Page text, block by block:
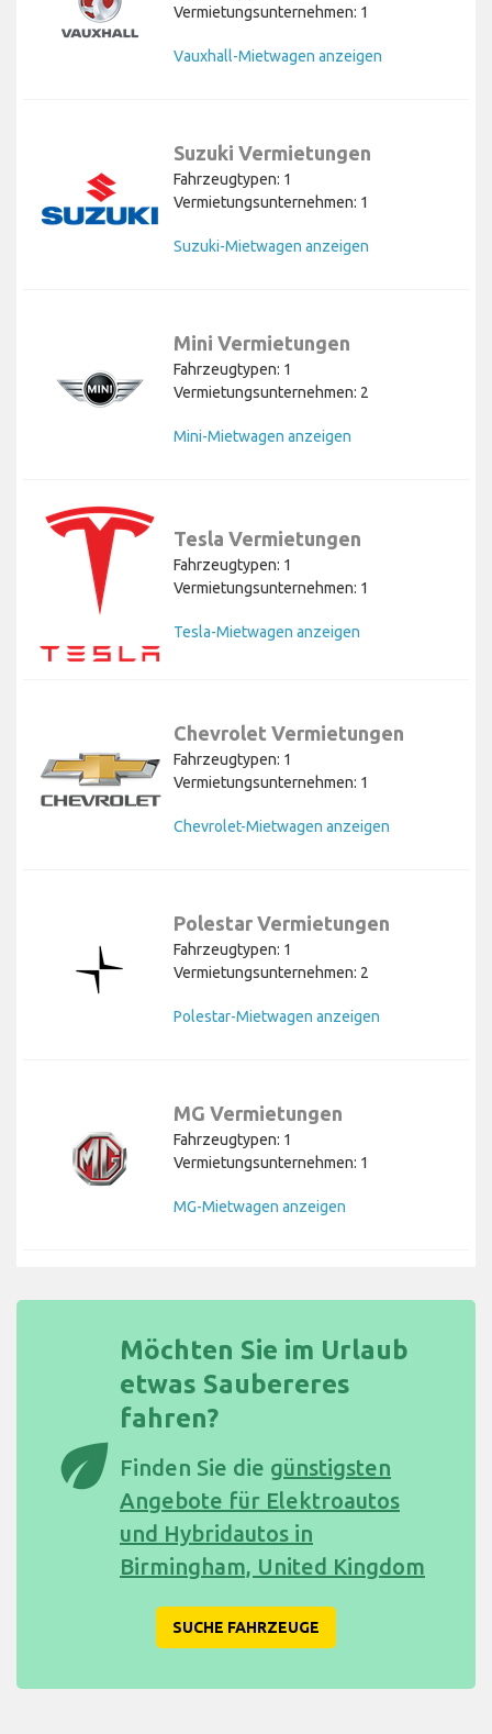
Vermietungsunternehmen: 1
Vauxhall-Mietwagen anzeigen
Suzuki Vermietungen
Fahrzeugtypen: 1
Vermietungsunternehmen: 1
Suzuki-Mietwagen anzeigen
Mini Vermietungen
Fahrzeugtypen: 1
Vermietungsunternehmen: 2
Mini-Mietwagen anzeigen
Tesla Vermietungen
Fahrzeugtypen: 1
Vermietungsunternehmen: 1
Tesla-Mietwagen anzeigen
Chevrolet Vermietungen
Fahrzeugtypen: 1
Vermietungsunternehmen: 1
Chevrolet-Mietwagen anzeigen
Polestar Vermietungen
Fahrzeugtypen: 1
Vermietungsunternehmen: 2
Polestar-Mietwagen anzeigen
MG Vermietungen
Fahrzeugtypen: 1
Vermietungsunternehmen: 1
MG-Mietwagen anzeigen
eco
Möchten Sie im Urlaub
etwas Saubereres
fahren?
Finden Sie die günstigsten
Angebote für Elektroautos
und Hybridautos in
Birmingham, United Kingdom
SUCHE FAHRZEUGE